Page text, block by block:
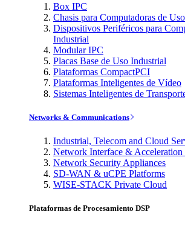
Box IPC
Chasis para Computadoras de
Dispositivos Periféricos para
Industrial
Modular IPC
Placas Base de Uso Industrial
Plataformas CompactPCI
Plataformas Inteligentes de Vídeo
Sistemas Inteligentes de
Networks & Communications
Industrial, Telecom and Cloud
Network Interface & Acceleration
Network Security Appliances
SD-WAN & uCPE Platforms
WISE-STACK Private Cloud
Plataformas de Procesamiento DSP